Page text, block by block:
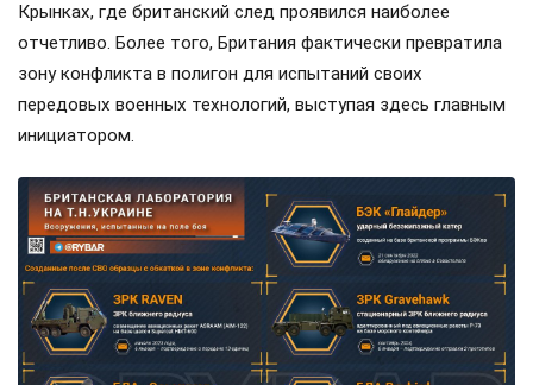
Крынках, где британский след проявился наиболее
отчетливо. Более того, Британия фактически превратила
зону конфликта в полигон для испытаний своих
передовых военных технологий, выступая здесь главным
инициатором.